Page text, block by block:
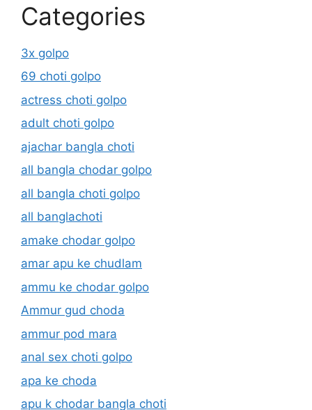
Categories
3x golpo
69 choti golpo
actress choti golpo
adult choti golpo
ajachar bangla choti
all bangla chodar golpo
all bangla choti golpo
all banglachoti
amake chodar golpo
amar apu ke chudlam
ammu ke chodar golpo
Ammur gud choda
ammur pod mara
anal sex choti golpo
apa ke choda
apu k chodar bangla choti